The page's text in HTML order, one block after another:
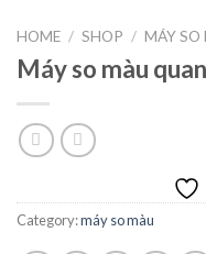
HOME / SHOP / MÁY SO
Máy so màu
Category:máy so màu